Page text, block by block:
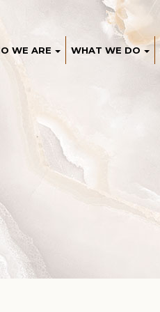
WE ARE WHAT WE DO